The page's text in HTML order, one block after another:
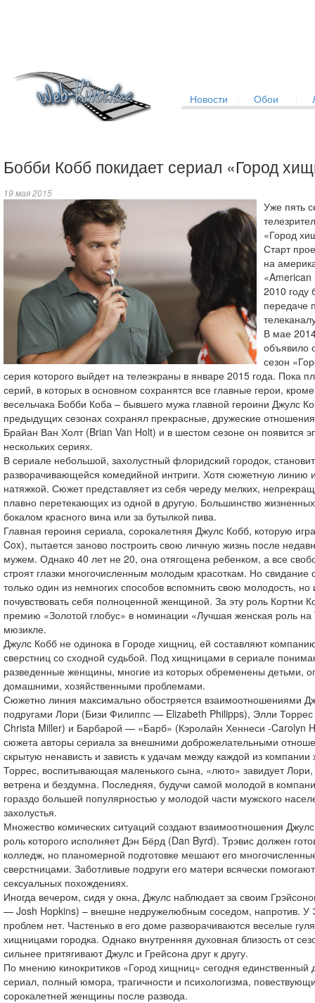
Новости Обои
Бобби Кобб покидает сериал «Город
19 мая 2015
Уже пять
«Город
Старт
на
2010 году
передаче
В мае
объявило
сезон
серия которого выйдет на телеэкраны в январе 2015 года. Пока
серий, в которых в основном сохранятся все главные герои,
весельчака Бобби Коба – бывшего мужа главной героини Джулс
предыдущих сезонах сохранял прекрасные, дружеские
Брайан Ван Холт (Brian Van Holt) и в шестом сезоне он появится
нескольких сериях.
В сериале небольшой, захолустный флоридский городок,
разворачивающейся комедийной интриги. Хотя сюжетную линию
натяжкой. Сюжет представляет из себя череду мелких,
плавно перетекающих из одной в другую. Большинство
бокалом красного вина или за бутылкой пива.
Главная героиня сериала, сорокалетняя Джулс Кобб, которую
Cox), пытается заново построить свою личную жизнь после
мужем. Однако 40 лет не 20, она отягощена ребенком, а все
строят глазки многочисленным молодым красоткам. Но свидание
только один из немногих способов вспомнить свою молодость, но
почувствовать себя полноценной женщиной. За эту роль Кортни
премию «Золотой глобус» в номинации «Лучшая женская роль
мюзикле.
Джулс Кобб не одинока в Городе хищниц, ей составляют
сверстниц со сходной судьбой. Под хищницами в сериале
разведенные женщины, многие из которых обременены детьми,
домашними, хозяйственными проблемами.
Сюжетно линия максимально обостряется взаимоотношениями
подругами Лори (Бизи Филиппс — Elizabeth Philipps), Элли
Christa Miller) и Барбарой — «Барб» (Кэролайн Хеннеси -Carolyn
сюжета авторы сериала за внешними доброжелательными
скрытую ненависть и зависть к удачам между каждой из
Торрес, воспитывающая маленького сына, «люто» завидует Лори,
ветрена и бездумна. Последняя, будучи самой молодой в
гораздо большей популярностью у молодой части мужского
захолустья.
Множество комических ситуаций создают взаимоотношения
роль которого исполняет Дэн Бёрд (Dan Byrd). Трэвис должен
колледж, но планомерной подготовке мешают его
сверстницами. Заботливые подруги его матери всячески
сексуальных похождениях.
Иногда вечером, сидя у окна, Джулс наблюдает за своим
— Josh Hopkins) – внешне недружелюбным соседом, напротив. У
проблем нет. Частенько в его доме разворачиваются веселые
хищницами городка. Однако внутренняя духовная близость от
сильнее притягивают Джулс и Грейсона друг к другу.
По мнению кинокритиков «Город хищниц» сегодня
сериал, полный юмора, трагичности и психологизма,
сорокалетней женщины после развода.